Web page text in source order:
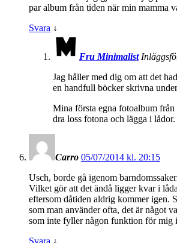
par album från tiden när min mamma
Svara ↓
Fru Minimalist
Jag håller med dig om att det
en handfull böcker skrivna
Mina första egna fotoalbum
dra loss fotona och lägga i
Carro 05/07/2014 kl. 20:15
Usch, borde gå igenom
Vilket gör att det ändå ligger kvar i
eftersom dåtiden aldrig kommer igen.
som man använder ofta, det är något
som inte fyller någon funktion för mig